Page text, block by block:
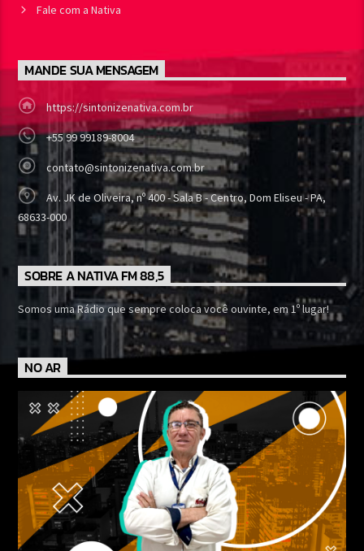
Fale com a Nativa
MANDE SUA MENSAGEM
https://sintonizenativa.com.br
+55 99 99189-8004
contato@sintonizenativa.com.br
Av. JK de Oliveira, nº 400 - Sala B - Centro, Dom Eliseu - PA,
68633-000
SOBRE A NATIVA FM 88,5
Somos uma Rádio que sempre coloca você ouvinte, em 1º lugar!
NO AR